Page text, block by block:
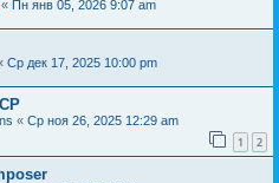
« Пн янв 05, 2026 9:07 am
Ср дек 17, 2025 10:00 pm
« Ср ноя 26, 2025 12:29 am
1 2